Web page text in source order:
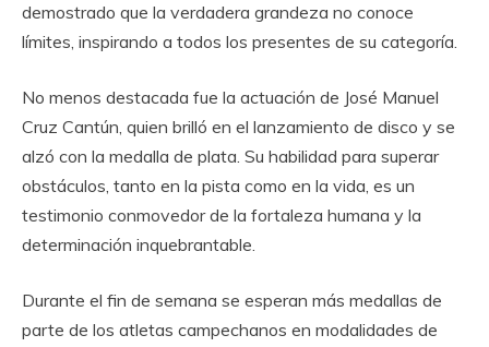
demostrado que la verdadera grandeza no conoce
límites, inspirando a todos los presentes de su categoría.
No menos destacada fue la actuación de José Manuel
Cruz Cantún, quien brilló en el lanzamiento de disco y se
alzó con la medalla de plata. Su habilidad para superar
obstáculos, tanto en la pista como en la vida, es un
testimonio conmovedor de la fortaleza humana y la
determinación inquebrantable.
Durante el fin de semana se esperan más medallas de
parte de los atletas campechanos en modalidades de